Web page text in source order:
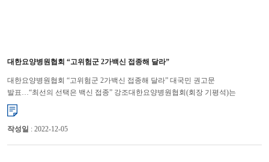
대한요양병원협회 “고위험군 2가백신 접종해 달라”
대한요양병원협회 “고위험군 2가백신 접종해 달라” 대국민 권고문
발표…“최선의 선택은 백신 접종” 강조대한요양병원협회(회장 기평석)는
겨울철을 맞아 코로나19 확진자, 사망자가 점차 증가하고 있는 만큼 요양병원...
작성일 : 2022-12-05